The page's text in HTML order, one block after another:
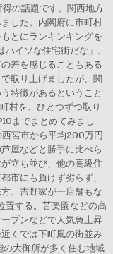
得の話題です。関西地方
した。内閣府に市町村
とにランキンキングを
イソな住宅街だな」、
差を感じることもある
取り上げましたが、関
特徴があるということ
村を、ひとつずつ取り
までまとめてみまし
宮市から平均200万円
屋などと勝手に比べら
立ち並び、他の高級住
市にも負けず劣らず、
、吉野家が一店舗もな
置する。苦楽園などの高
プンなどで人気急上昇
くでは下町風の街並み
の大御所が多く住む地域